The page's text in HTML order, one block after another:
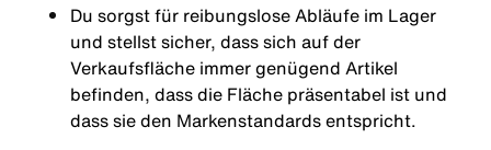
Du sorgst für reibungslose Abläufe im Lager
und stellst sicher, dass sich auf der
Verkaufsfläche immer genügend Artikel
befinden, dass die Fläche präsentabel ist und
dass sie den Markenstandards entspricht.